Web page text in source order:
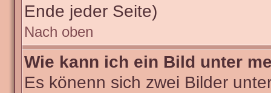
Ende jeder Seite)
Nach oben
Wie kann ich ein Bild unter
Es könenn sich zwei Bilder